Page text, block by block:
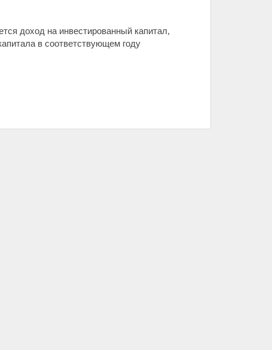
доход на инвестированный капитал,
в соответствующем году